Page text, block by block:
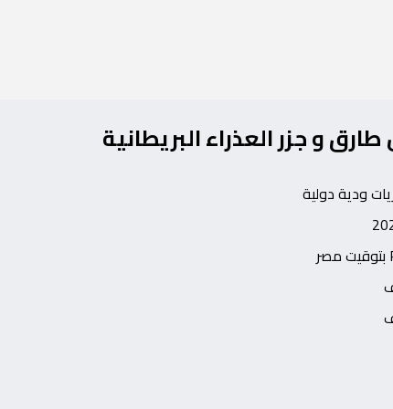
و جزر العذراء البريطانية
ودية دولية